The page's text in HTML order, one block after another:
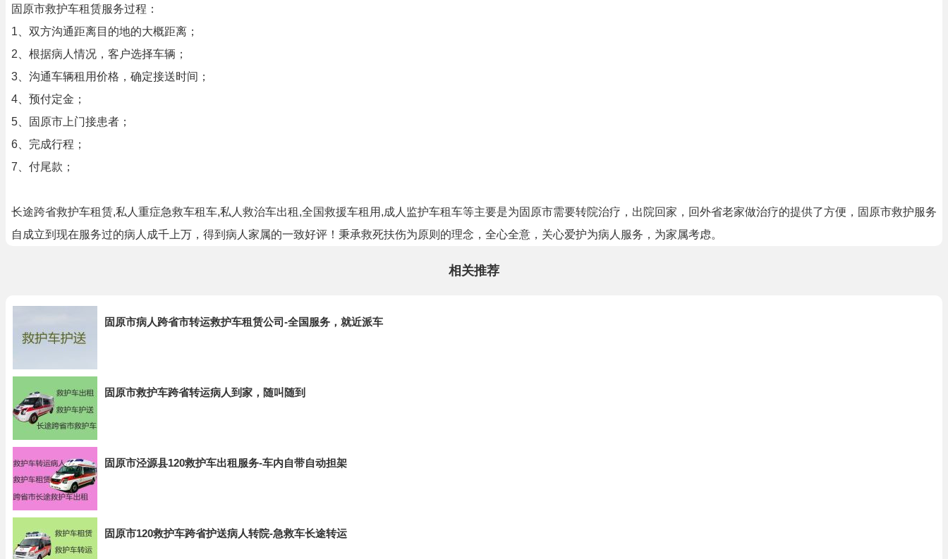
固原市救护车租赁服务过程：
1、双方沟通距离目的地的大概距离；
2、根据病人情况，客户选择车辆；
3、沟通车辆租用价格，确定接送时间；
4、预付定金；
5、固原市上门接患者；
6、完成行程；
7、付尾款；
长途跨省救护车租赁,私人重症急救车租车,私人救治车出租,全国救援车租用,成人监护车租车等主要是为固原市需要转院治疗，出院回家，回外省老家做治疗的提供了方便，固原市救护服务
自成立到现在服务过的病人成千上万，得到病人家属的一致好评！秉承救死扶伤为原则的理念，全心全意，关心爱护为病人服务，为家属考虑。
相关推荐
固原市病人跨省市转运救护车租赁公司-全国服务，就近派车
固原市救护车跨省转运病人到家，随叫随到
固原市泾源县120救护车出租服务-车内自带自动担架
固原市120救护车跨省护送病人转院-急救车长途转运